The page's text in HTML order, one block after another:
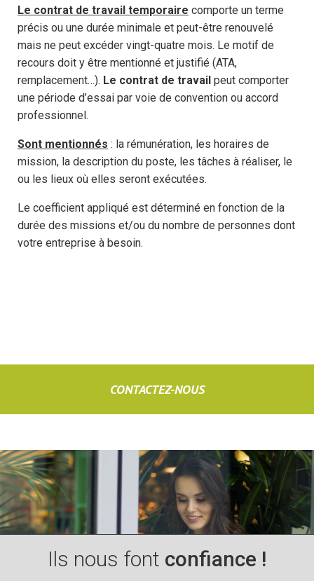
Le contrat de travail temporaire comporte un terme
précis ou une durée minimale et peut-être renouvelé
mais ne peut excéder vingt-quatre mois. Le motif de
recours doit y être mentionné et justifié (ATA,
remplacement…). Le contrat de travail peut comporter
une période d’essai par voie de convention ou accord
professionnel.
Sont mentionnés : la rémunération, les horaires de
mission, la description du poste, les tâches à réaliser, le
ou les lieux où elles seront exécutées.
Le coefficient appliqué est déterminé en fonction de la
durée des missions et/ou du nombre de personnes dont
votre entreprise à besoin.
CONTACTEZ-NOUS
Ils nous font confiance !